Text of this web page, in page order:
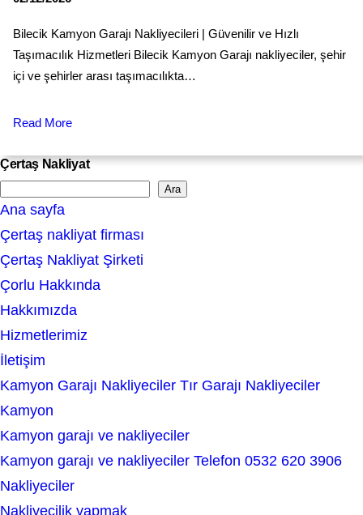
Bilecik Kamyon Garajı Nakliyecileri | Güvenilir ve Hızlı
Taşımacılık Hizmetleri Bilecik Kamyon Garajı nakliyeciler, şehir
içi ve şehirler arası taşımacılıkta…
Read More
Çertaş Nakliyat
e
a
r
c
h
Ara
Ana sayfa
Çertaş nakliyat firması
Çertaş Nakliyat Şirketi
Çorlu Hakkında
Hakkımızda
Hizmetlerimiz
İletişim
Kamyon Garajı Nakliyeciler Tır Garajı Nakliyeciler
Kamyon
Kamyon garajı ve nakliyeciler
Kamyon garajı ve nakliyeciler Telefon 0532 620 3906
Nakliyeciler
Nakliyecilik yapmak